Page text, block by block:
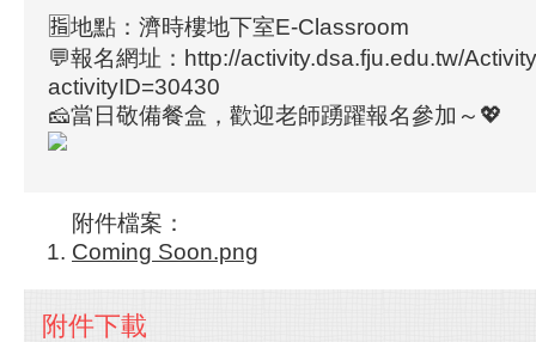
🈯地點：濟時樓地下室E-Classroom
💬報名網址：http://activity.dsa.fju.edu.tw/
activityID=30430
🧀當日敬備餐盒，歡迎老師踴躍報名參加～💖
附件檔案：
Coming Soon.png
附件下載